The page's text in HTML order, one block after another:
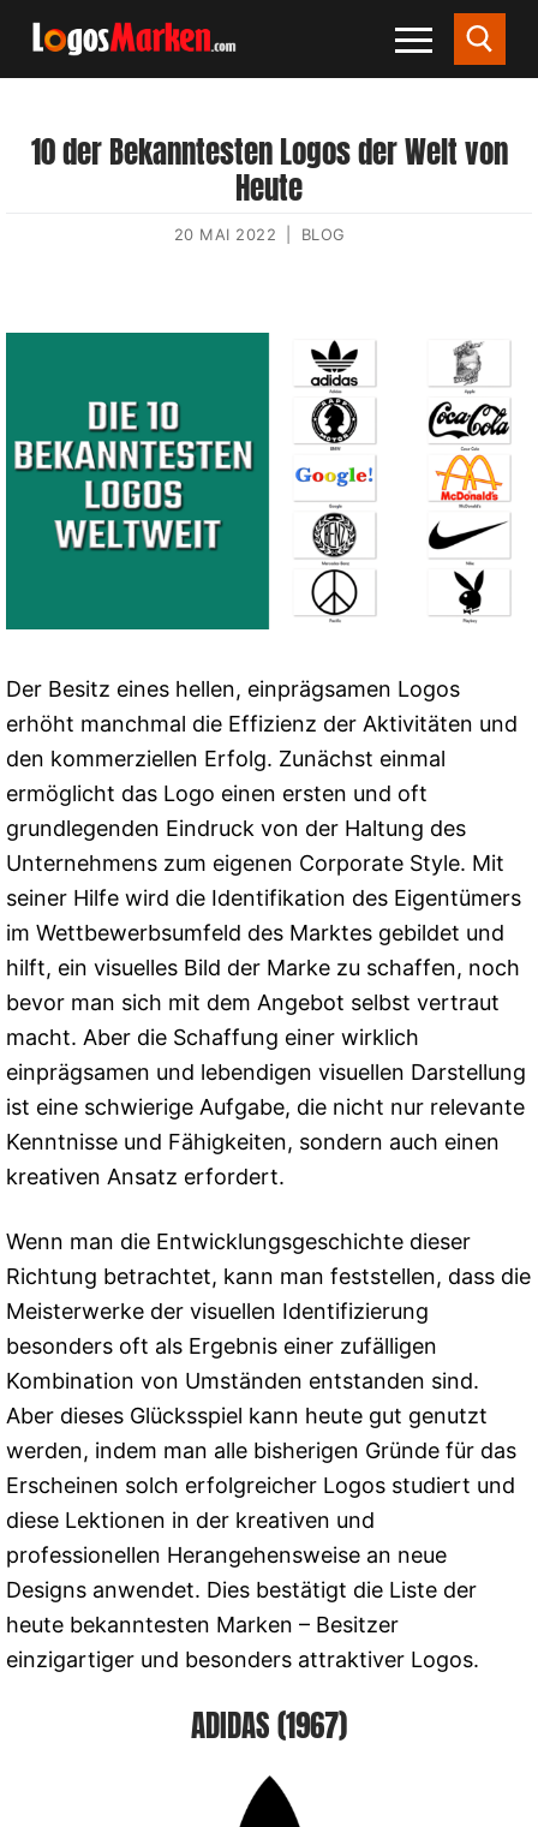
10 der Bekanntesten Logos der Welt von
Heute
20 MAI 2022 BLOG
Der Besitz eines hellen, einprägsamen Logos
erhöht manchmal die Effizienz der Aktivitäten und
den kommerziellen Erfolg. Zunächst einmal
ermöglicht das Logo einen ersten und oft
grundlegenden Eindruck von der Haltung des
Unternehmens zum eigenen Corporate Style. Mit
seiner Hilfe wird die Identifikation des Eigentümers
im Wettbewerbsumfeld des Marktes gebildet und
hilft, ein visuelles Bild der Marke zu schaffen, noch
bevor man sich mit dem Angebot selbst vertraut
macht. Aber die Schaffung einer wirklich
einprägsamen und lebendigen visuellen Darstellung
ist eine schwierige Aufgabe, die nicht nur relevante
Kenntnisse und Fähigkeiten, sondern auch einen
kreativen Ansatz erfordert.
Wenn man die Entwicklungsgeschichte dieser
Richtung betrachtet, kann man feststellen, dass die
Meisterwerke der visuellen Identifizierung
besonders oft als Ergebnis einer zufälligen
Kombination von Umständen entstanden sind.
Aber dieses Glücksspiel kann heute gut genutzt
werden, indem man alle bisherigen Gründe für das
Erscheinen solch erfolgreicher Logos studiert und
diese Lektionen in der kreativen und
professionellen Herangehensweise an neue
Designs anwendet. Dies bestätigt die Liste der
heute bekanntesten Marken – Besitzer
einzigartiger und besonders attraktiver Logos.
ADIDAS (1967)